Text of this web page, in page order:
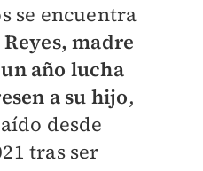
se encuentra
madre
año lucha
a su hijo,
desde
tras ser